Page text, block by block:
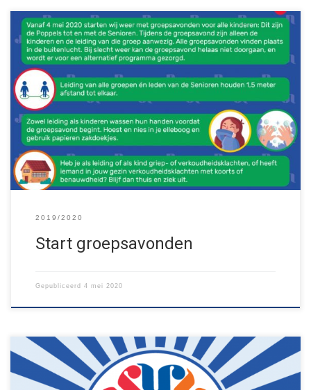
DE GROEPSAVONDEN BEGINNEN WEER
Vanaf vandaag
hebben onze groepen weer hun wekelijkse groepsavond! Hou je
van buitenspelen, maar ben je nog geen lid? Dan ben je van harte
welkom om mee te doen. Kijk hier even met welke groep je mee
kan doen. Lees hieronder goed de nieuwe […]
2019/2020
Start groepsavonden
Gepubliceerd 4 mei 2020